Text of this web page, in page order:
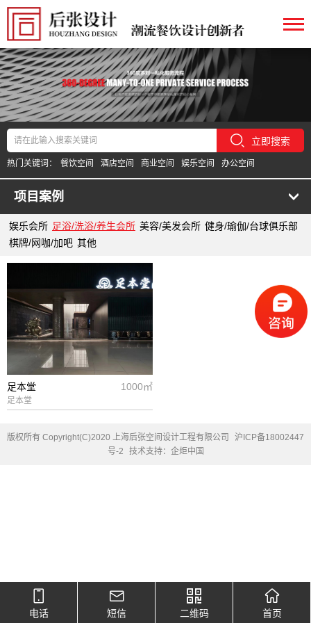
立即搜索
热门关键词： 餐饮空间 酒店空间 商业空间 娱乐空间 办公空间
项目案例
娱乐会所 足浴/洗浴/养生会所 美容/美发会所 健身/瑜伽/台球俱乐部
棋牌/网咖/加吧 其他
1000㎡
足本堂
足本堂
版权所有 Copyright(C)2020 上海后张空间设计工程有限公司
沪ICP备18002447
号-2
技术支持：企炬中国
电话 短信 二维码 首页